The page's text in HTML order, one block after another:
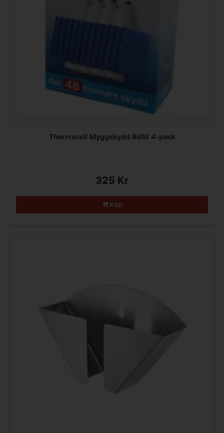
Thermacell Myggskydd Refill 4-pack
325 Kr
Köp